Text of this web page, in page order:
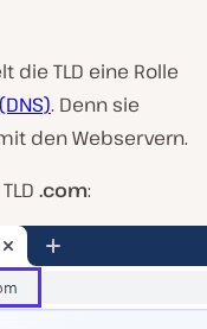
die TLD eine Rolle
. Denn sie
den Webservern.
.com: